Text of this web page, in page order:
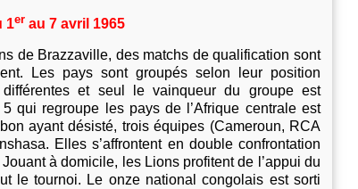
1er au 7 avril 1965
de Brazzaville, des matchs de qualification sont
Les pays sont groupés selon leur position
et seul le vainqueur du groupe est
qui regroupe les pays de l’Afrique centrale est
ayant désisté, trois équipes (Cameroun, RCA
Elles s’affrontent en double confrontation
à domicile, les Lions profitent de l’appui du
le tournoi. Le onze national congolais est sorti